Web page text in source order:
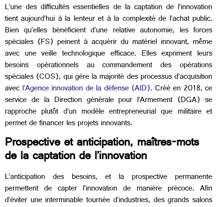
L’une des difficultés essentielles de la captation de l’innovation
tient aujourd’hui à la lenteur et à la complexité de l’achat public.
Bien qu’elles bénéficient d’une relative autonomie, les forces
spéciales (FS) peinent à acquérir du matériel innovant, même
avec une veille technologique efficace. Elles expriment leurs
besoins opérationnels au commandement des opérations
spéciales (COS), qui gère la majorité des processus d’acquisition
avec l’Agence innovation de la défense (AID). Créé en 2018, ce
service de la Direction générale pour l’Armement (DGA) se
rapproche plutôt d’un modèle entrepreneurial que militaire et
permet de financer les projets innovants.
Prospective et anticipation, maîtres-mots
de la captation de l’innovation
L’anticipation des besoins, et la prospective permanente
permettent de capter l’innovation de manière précoce. Afin
d’éviter une interminable tournée d’industries, des grands salons